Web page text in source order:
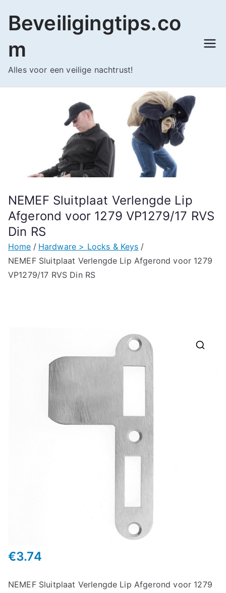
naar
inhoud
Beveiligingtips.co
m
Alles voor een veilige nachtrust!
NEMEF Sluitplaat Verlengde Lip
Afgerond voor 1279 VP1279/17 RVS
Din RS
Home
Hardware > Locks & Keys
NEMEF Sluitplaat Verlengde Lip Afgerond voor 1279
VP1279/17 RVS Din RS
€3.74
NEMEF Sluitplaat Verlengde Lip Afgerond voor 1279